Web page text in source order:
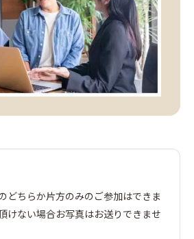
どちらか片方のみのご参加はできま
けない場合お写真はお送りできませ